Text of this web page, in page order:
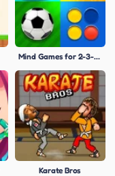
Mind Games for 2-3-4 Players
Karate Bros